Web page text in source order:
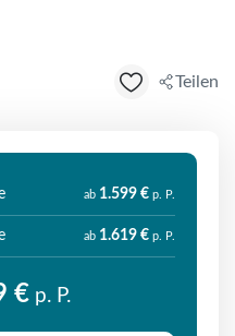
Teilen
ab 1.599 € p. P.
ab 1.619 € p. P.
€ p. P.